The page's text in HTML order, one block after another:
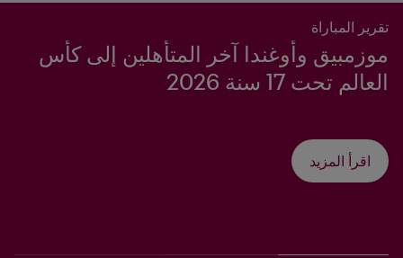
تقرير المباراة
موزمبيق وأوغندا آخر المتأهلين إلى كأس
العالم تحت 17 سنة 2026
اقرأ المزيد